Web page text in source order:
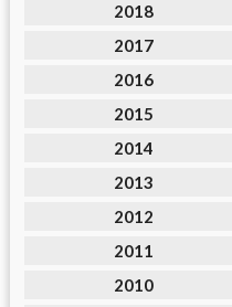
2018
2017
2016
2015
2014
2013
2012
2011
2010